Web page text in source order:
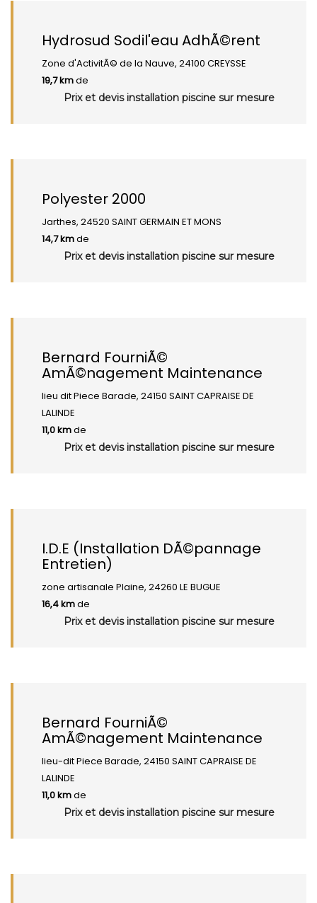
Hydrosud Sodil'eau AdhÃ©rent
Zone d'ActivitÃ© de la Nauve, 24100 CREYSSE
19,7 kmde
Prix et devis installation piscine sur mesure
Polyester 2000
Jarthes, 24520 SAINT GERMAIN ET MONS
14,7 kmde
Prix et devis installation piscine sur mesure
Bernard FourniÃ©
AmÃ©nagement Maintenance
lieu dit Piece Barade, 24150 SAINT CAPRAISE DE
LALINDE
11,0 kmde
Prix et devis installation piscine sur mesure
I.D.E (Installation DÃ©pannage
Entretien)
zone artisanale Plaine, 24260 LE BUGUE
16,4 kmde
Prix et devis installation piscine sur mesure
Bernard FourniÃ©
AmÃ©nagement Maintenance
lieu-dit Piece Barade, 24150 SAINT CAPRAISE DE
LALINDE
11,0 kmde
Prix et devis installation piscine sur mesure